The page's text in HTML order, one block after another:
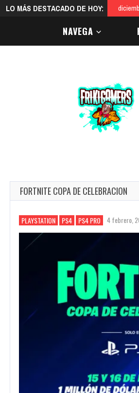
LO MÁS DESTACADO DE HOY:
NAVEGA
FORTNITE COPA DE CELEBRACION
PLAYSTATION PS4 PS4 PRO 4 febrero,